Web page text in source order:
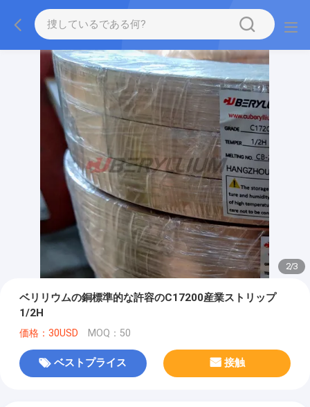
2/3
ベリリウムの銅標準的な許容のC17200産業ストリップ
1/2H
価格：30USD MOQ：50
ベストプライス 接触